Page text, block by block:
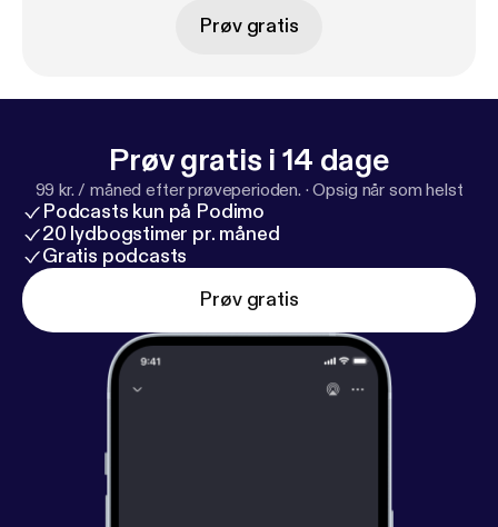
Prøv gratis
Prøv gratis i 14 dage
99 kr. / måned efter prøveperioden. ·Opsig når som helst
Podcasts kun på Podimo
20 lydbogstimer pr. måned
Gratis podcasts
Prøv gratis